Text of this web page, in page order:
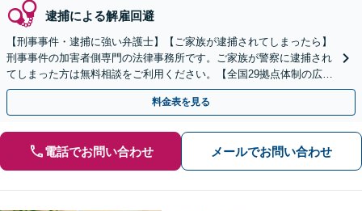
逮捕による解雇回避
【刑事事件・逮捕に強い弁護士】【ご家族が逮捕されてしまったら】
刑事事件の加害者側専門の法律事務所です。ご家族が警察に逮捕され
てしまった方は無料相談をご利用ください。【全国29拠点体制の広域
対応】【弁護士待機中/当日中の電話相談可(予約制)】
料金表を見る
電話でお問い合わせ メールでお問い合わせ